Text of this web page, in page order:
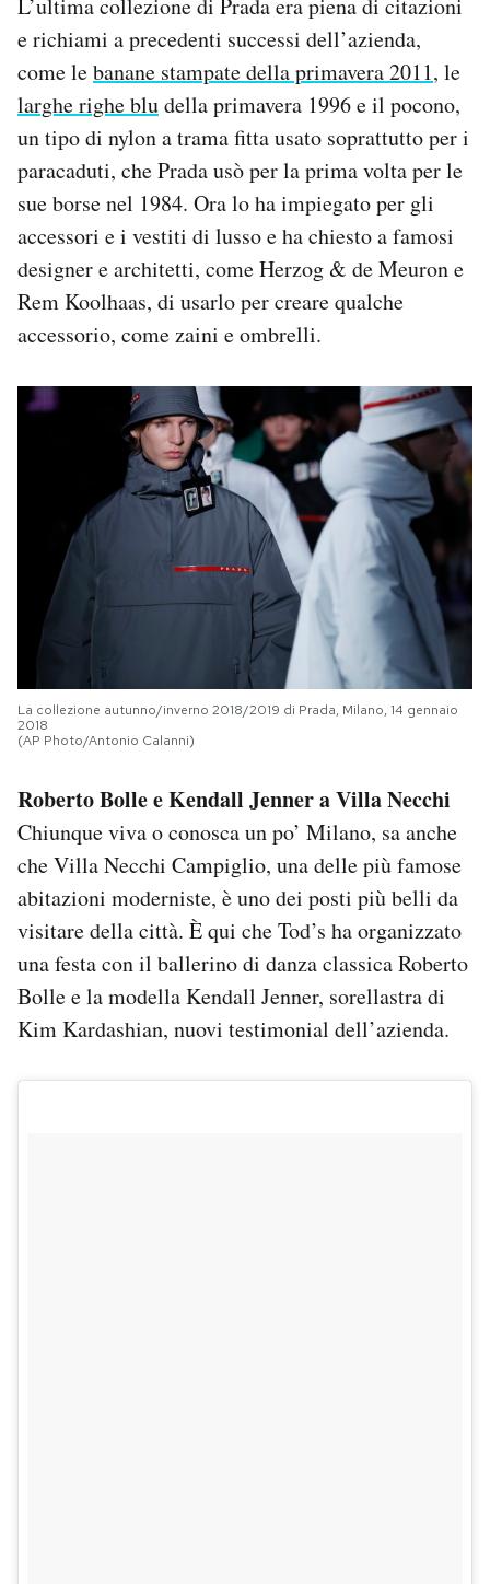
L’ultima collezione di Prada era piena di citazioni
e richiami a precedenti successi dell’azienda,
come lebanane stampate della primavera 2011, le
larghe righe bludella primavera 1996 e il pocono,
un tipo di nylon a trama fitta usato soprattutto per i
paracaduti, che Prada usò per la prima volta per le
sue borse nel 1984. Ora lo ha impiegato per gli
accessori e i vestiti di lusso e ha chiesto a famosi
designer e architetti, come Herzog & de Meuron e
Rem Koolhaas, di usarlo per creare qualche
accessorio, come zaini e ombrelli.
La collezione autunno/inverno 2018/2019 di Prada, Milano, 14 gennaio
2018
(AP Photo/Antonio Calanni)
Roberto Bolle e Kendall Jenner a Villa Necchi
Chiunque viva o conosca un po’ Milano, sa anche
che Villa Necchi Campiglio, una delle più famose
abitazioni moderniste, è uno dei posti più belli da
visitare della città. È qui che Tod’s ha organizzato
una festa con il ballerino di danza classica Roberto
Bolle e la modella Kendall Jenner, sorellastra di
Kim Kardashian, nuovi testimonial dell’azienda.